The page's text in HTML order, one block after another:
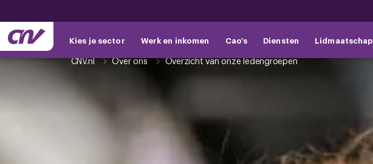
Kies je sector Werk en inkomen Cao's Diensten Lidmaatschap
CNV.nl
Over ons Overzicht van onze ledengroepen